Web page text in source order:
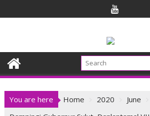
to
You are here Home 2020 June